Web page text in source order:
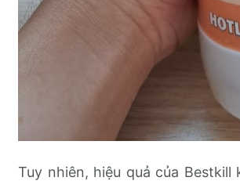
Tuy nhiên, hiệu quả của